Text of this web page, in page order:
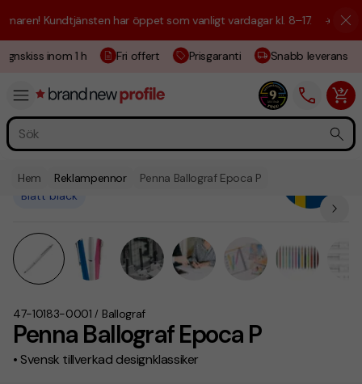
Kundtjänsten har öppet som vanligt vardagar kl. 8–17. ☀️ Vi är
inom 1 h Fri offert Prisgaranti Snabb leverans
Hem Reklampennor Penna Ballograf Epoca P
Penna Ballograf Epoca P
• Svensk tillverkad designklassiker
47-10183-0001 / Ballograf
Blått bläck